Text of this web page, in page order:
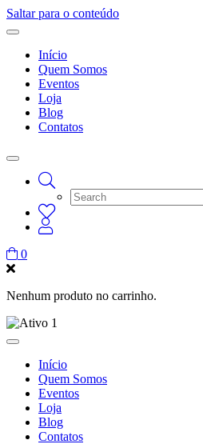
Saltar para o conteúdo
Início
Quem Somos
Eventos
Loja
Blog
Contatos
0
Nenhum produto no carrinho.
Início
Quem Somos
Eventos
Loja
Blog
Contatos